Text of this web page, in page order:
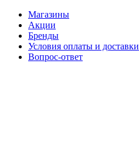
Магазины
Акции
Бренды
Условия оплаты и доставки
Вопрос-ответ